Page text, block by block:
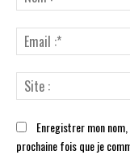
Enregistrer mon
prochaine fois que je